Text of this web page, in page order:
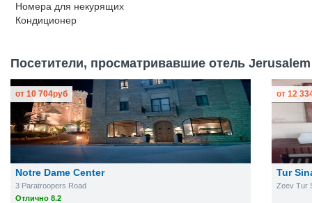
Номера для некурящих
Кондиционер
Посетители, просматривавшие отель
Notre Dame Center
3 Paratroopers Road
Отлично 8.2
от 10 704руб
Tur
Zeev Tur
от 12